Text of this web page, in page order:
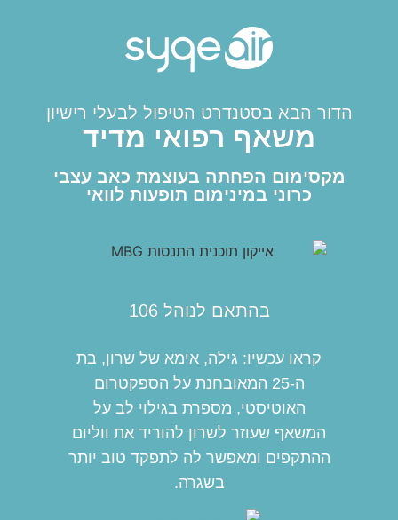
הדור הבא בסטנדרט הטיפול לבעלי רישיון
משאף רפואי מדיד
מקסימום הפחתה בעוצמת כאב עצבי
כרוני במינימום תופעות לוואי
בהתאם לנוהל 106
קראו עכשיו: גילה, אימא של שרון, בת
ה-25 המאובחנת על הספקטרום
האוטיסטי, מספרת בגילוי לב על
המשאף שעוזר לשרון להוריד את ווליום
ההתקפים ומאפשר לה לתפקד טוב יותר
בשגרה.